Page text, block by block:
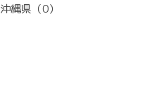
沖縄県（0）